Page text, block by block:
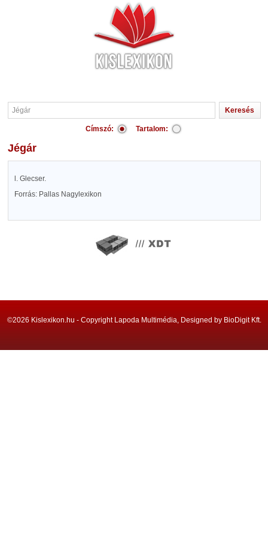
Címszó: Tartalom:
Jégár
l. Glecser.
Forrás: Pallas Nagylexikon
©2026 Kislexikon.hu - Copyright Lapoda Multimédia, Designed by BioDigit Kft.